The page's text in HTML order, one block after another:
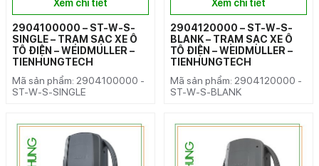
Xem chi tiết
2904100000 – ST-W-S-
SINGLE – TRẠM SẠC XE Ô
TÔ ĐIỆN – WEIDMULLER –
TIENHUNGTECH
Mã sản phẩm: 2904100000 -
ST-W-S-SINGLE
Xem chi tiết
2904120000 – ST-W-S-
BLANK – TRẠM SẠC XE Ô
TÔ ĐIỆN – WEIDMULLER –
TIENHUNGTECH
Mã sản phẩm: 2904120000 -
ST-W-S-BLANK